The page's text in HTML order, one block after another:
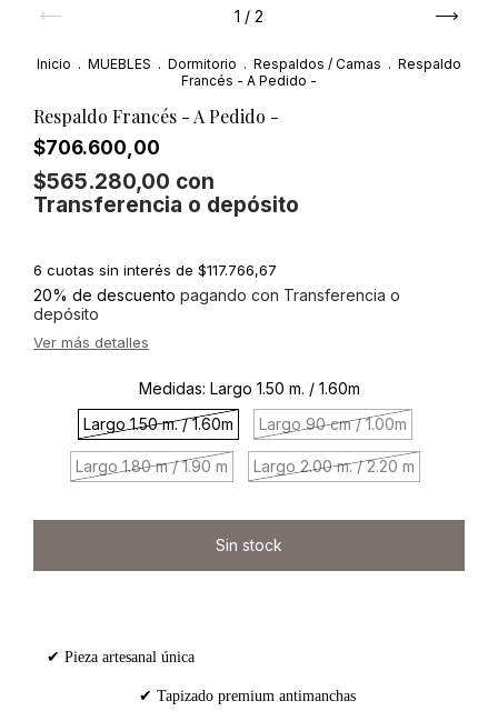
1 / 2
Inicio . MUEBLES . Dormitorio . Respaldos / Camas . Respaldo
Francés - A Pedido -
Respaldo Francés - A Pedido -
$706.600,00
$565.280,00 con
Transferencia o depósito
6 cuotas sin interés de $117.766,67
20% de descuento pagando con Transferencia o
depósito
Ver más detalles
Medidas: Largo 1.50 m. / 1.60m
Largo 1.50 m. / 1.60m
Largo 90 cm / 1.00m
Largo 1.80 m / 1.90 m Largo 2.00 m. / 2.20 m
✔ Pieza artesanal única
✔ Tapizado premium antimanchas